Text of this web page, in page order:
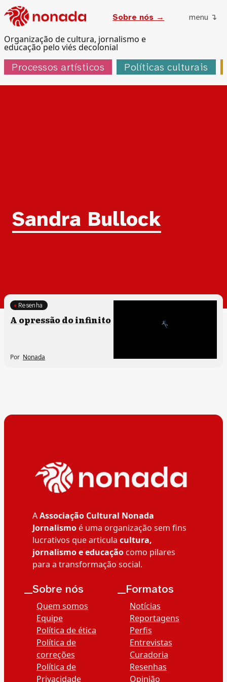
Organização de cultura, jornalismo e
educação pelo viés decolonial
Sobre nós → menu ↴
Processos artísticos Políticas culturais
Tag:
Sandra Bullock
Resenha
A opressão do infinito
Por Nonada
AAssociação Cultural Nonada
Jornalismoé uma organização sem fins
lucrativos que articula cultura,
jornalismo e educaçãocomo pilares
para a transformação social.
__Sobre nós
Quem somos
Equipe
Política de ética
Política de
correções
Política de
Privacidade
__Formatos
Notícias
Reportagens
Perfis
Entrevistas
Curadoria
Resenhas
Opinião